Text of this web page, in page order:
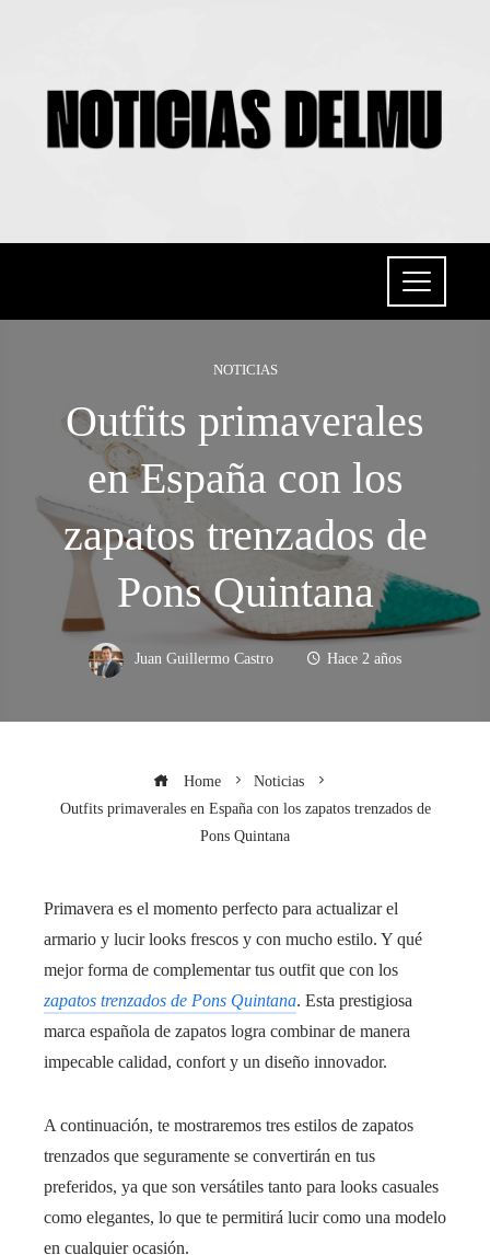
NOTICIAS
Outfits primaverales
en España con los
zapatos trenzados de
Pons Quintana
Juan Guillermo Castro Hace 2 años
Home
Noticias
Outfits primaverales en España con los zapatos trenzados de
Pons Quintana
Primavera es el momento perfecto para actualizar el
armario y lucir looks frescos y con mucho estilo. Y qué
mejor forma de complementar tus outfit que con los
zapatos trenzados de Pons Quintana. Esta prestigiosa
marca española de zapatos logra combinar de manera
impecable calidad, confort y un diseño innovador.
A continuación, te mostraremos tres estilos de zapatos
trenzados que seguramente se convertirán en tus
preferidos, ya que son versátiles tanto para looks casuales
como elegantes, lo que te permitirá lucir como una modelo
en cualquier ocasión.